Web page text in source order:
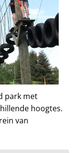
park met
hoogtes.
van